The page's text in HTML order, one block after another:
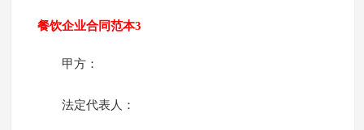
餐饮企业合同范本3
甲方：
法定代表人：